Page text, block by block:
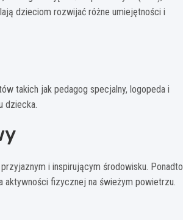
dzieciom rozwijać różne umiejętności i
takich jak pedagog specjalny, logopeda i
dziecka.
i inspirującym środowisku. Ponadto
aktywności fizycznej na świeżym powietrzu.